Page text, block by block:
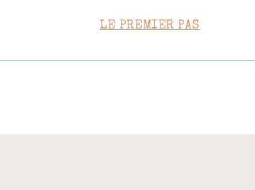
LE PREMIER PAS